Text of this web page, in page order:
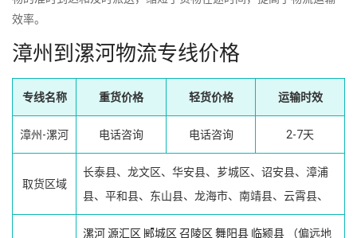
效率。
漳州到漯河物流专线价格
专线名称 重货价格 轻货价格 运输时效
漳州-漯河 电话咨询 电话咨询 2-7天
取货区域
长泰县、龙文区、华安县、芗城区、诏安县、漳浦
县、平和县、东山县、龙海市、南靖县、云霄县、
漯河源汇区 郾城区 召陵区 舞阳县 临颍县 （偏远地